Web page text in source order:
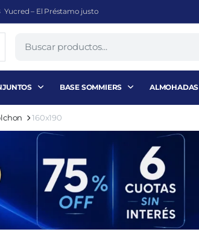
Yucred – El Préstamo justo
BASE SOMMIERS ALMOHADAS
160x190